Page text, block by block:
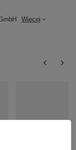
Więcej